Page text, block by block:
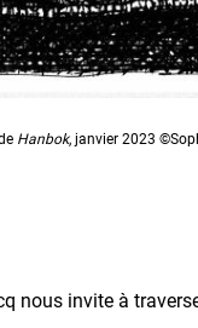
Hanbok, janvier 2023
nous invite à